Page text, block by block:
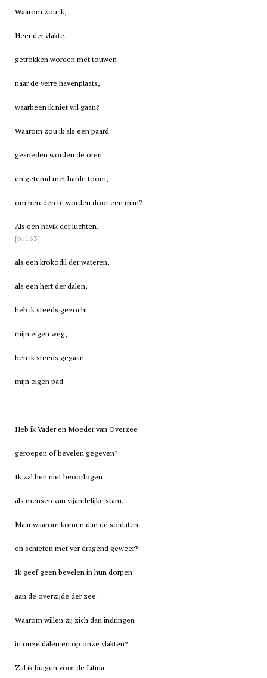
Waarom zou ik,
Heer der vlakte,
getrokken worden met touwen
naar de verre havenplaats,
waarheen ik niet wil gaan?
Waarom zou ik als een paard
gesneden worden de oren
en getemd met harde toom,
om bereden te worden door een man?
Als een havik der luchten,
[p. 163]
als een krokodil der wateren,
als een hert der dalen,
heb ik steeds gezocht
mijn eigen weg,
ben ik steeds gegaan
mijn eigen pad.
Heb ik Vader en Moeder van Overzee
geroepen of bevelen gegeven?
Ik zal hen niet beoorlogen
als mensen van vijandelijke stam.
Maar waarom komen dan de soldaten
en schieten met ver dragend geweer?
Ik geef geen bevelen in hun dorpen
aan de overzijde der zee.
Waarom willen zij zich dan indringen
in onze dalen en op onze vlakten?
Zal ik buigen voor de Litina